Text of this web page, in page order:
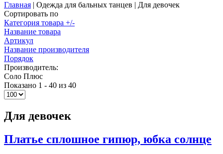
Главная | Одежда для бальных танцев | Для девочек
Сортировать по
Категория товара +/-
Название товара
Артикул
Название производителя
Порядок
Производитель:
Соло Плюс
Показано 1 - 40 из 40
Для девочек
Платье сплошное гипюр, юбка солнце